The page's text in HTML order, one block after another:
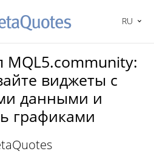
RU
MQL5.community:
виджеты с
данными и
графиками